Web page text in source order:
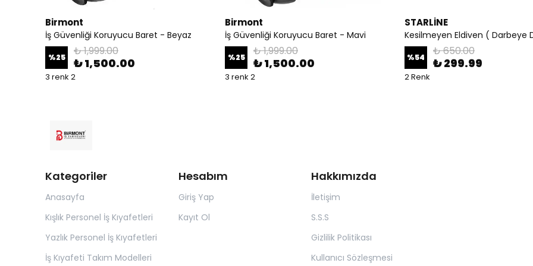
Birmont
İş Güvenliği Koruyucu Baret - Beyaz
%25 ₺ 1,999.00
₺ 1,500.00
3 renk 2
Birmont
İş Güvenliği Koruyucu Baret - Mavi
%25 ₺ 1,999.00
₺ 1,500.00
3 renk 2
STARLİNE
Kesilmeyen Eldiven ( Darbeye
%54 ₺ 650.00
₺ 299.99
2 Renk
Kategoriler
Anasayfa
Kışlık Personel İş Kıyafetleri
Yazlık Personel İş Kıyafetleri
İş Kıyafeti Takım Modelleri
Hesabım
Giriş Yap
Kayıt Ol
Hakkımızda
İletişim
S.S.S
Gizlilik Politikası
Kullanıcı Sözleşmesi